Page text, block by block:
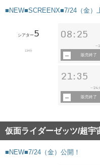
■NEW■SCREENX■7/24（金）
シアター5
134分
08:25
~
販売終了
21:35
~
販売終了
仮面ライダーゼッツ/超宇
■NEW■7/24（金）公開！